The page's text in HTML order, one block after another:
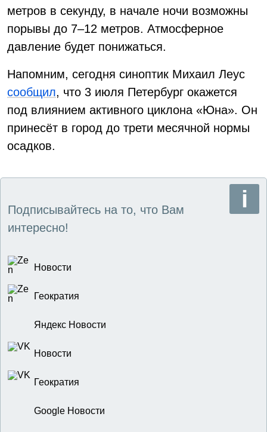
метров в секунду, в начале ночи возможны
порывы до 7–12 метров. Атмосферное
давление будет понижаться.
Напомним, сегодня синоптик Михаил Леус
сообщил, что 3 июля Петербург окажется
под влиянием активного циклона «Юна». Он
принесёт в город до трети месячной нормы
осадков.
Подписывайтесь на то, что Вам
интересно!
Новости
Геократия
Яндекс Новости
Новости
Геократия
Google Новости